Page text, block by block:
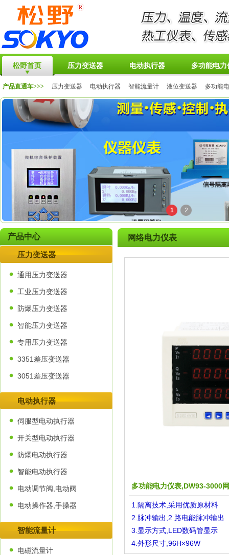
松野首页 压力变送器 电动执行器 多功能电力
产品直通车>>> 压力变送器 电动执行器 智能流量计 液位变送器 多功能
1 2
产品中心
压力变送器
通用压力变送器
工业压力变送器
防爆压力变送器
智能压力变送器
专用压力变送器
3351差压变送器
3051差压变送器
电动执行器
伺服型电动执行器
开关型电动执行器
防爆电动执行器
智能电动执行器
电动调节阀,电动阀
电动操作器,手操器
智能流量计
电磁流量计
网络电力仪表
多功能电力仪表,DW93-3000
1.隔离技术,采用优质原材料
2.脉冲输出,2 路电能脉冲输出
3.显示方式,LED数码管显示
4.外形尺寸,96H×96W